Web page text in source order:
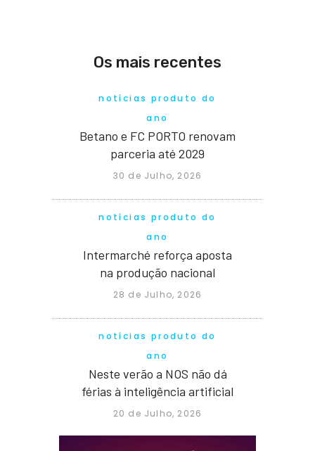
Os mais recentes
notícias produto do
ano
Betano e FC PORTO renovam
parceria até 2029
30 de Julho, 2026
notícias produto do
ano
Intermarché reforça aposta
na produção nacional
28 de Julho, 2026
notícias produto do
ano
Neste verão a NOS não dá
férias à inteligência artificial
20 de Julho, 2026